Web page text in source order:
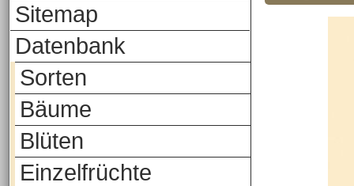
Sitemap
Datenbank
Sorten
Bäume
Blüten
Einzelfrüchte